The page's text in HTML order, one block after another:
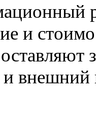
и
внешний